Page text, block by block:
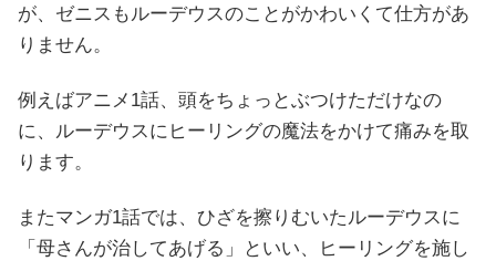
が、ゼニスもルーデウスのことがかわいくて仕方があ
りません。
例えばアニメ1話、頭をちょっとぶつけただけなの
に、ルーデウスにヒーリングの魔法をかけて痛みを取
ります。
またマンガ1話では、ひざを擦りむいたルーデウスに
「母さんが治してあげる」といい、ヒーリングを施し